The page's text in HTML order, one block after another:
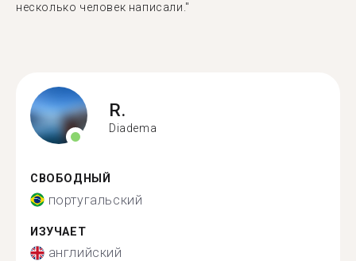
несколько человек написали."
R.
Diadema
СВОБОДНЫЙ
португальский
ИЗУЧАЕТ
английский